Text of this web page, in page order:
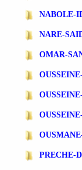
NABOLE-
NARE-
OMAR-
PRECHE-